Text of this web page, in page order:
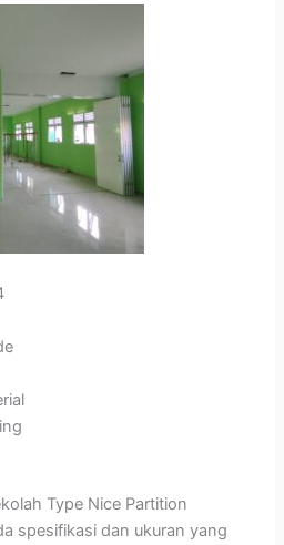
Type Nice Partition
spesifikasi dan ukuran yang